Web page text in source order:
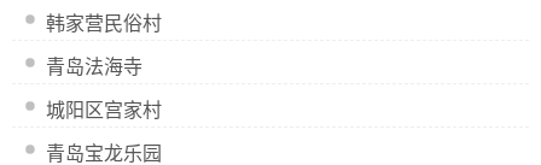
韩家营民俗村
青岛法海寺
城阳区宫家村
青岛宝龙乐园